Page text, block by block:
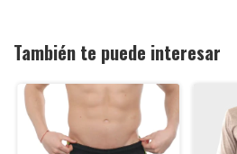
También te puede interesar